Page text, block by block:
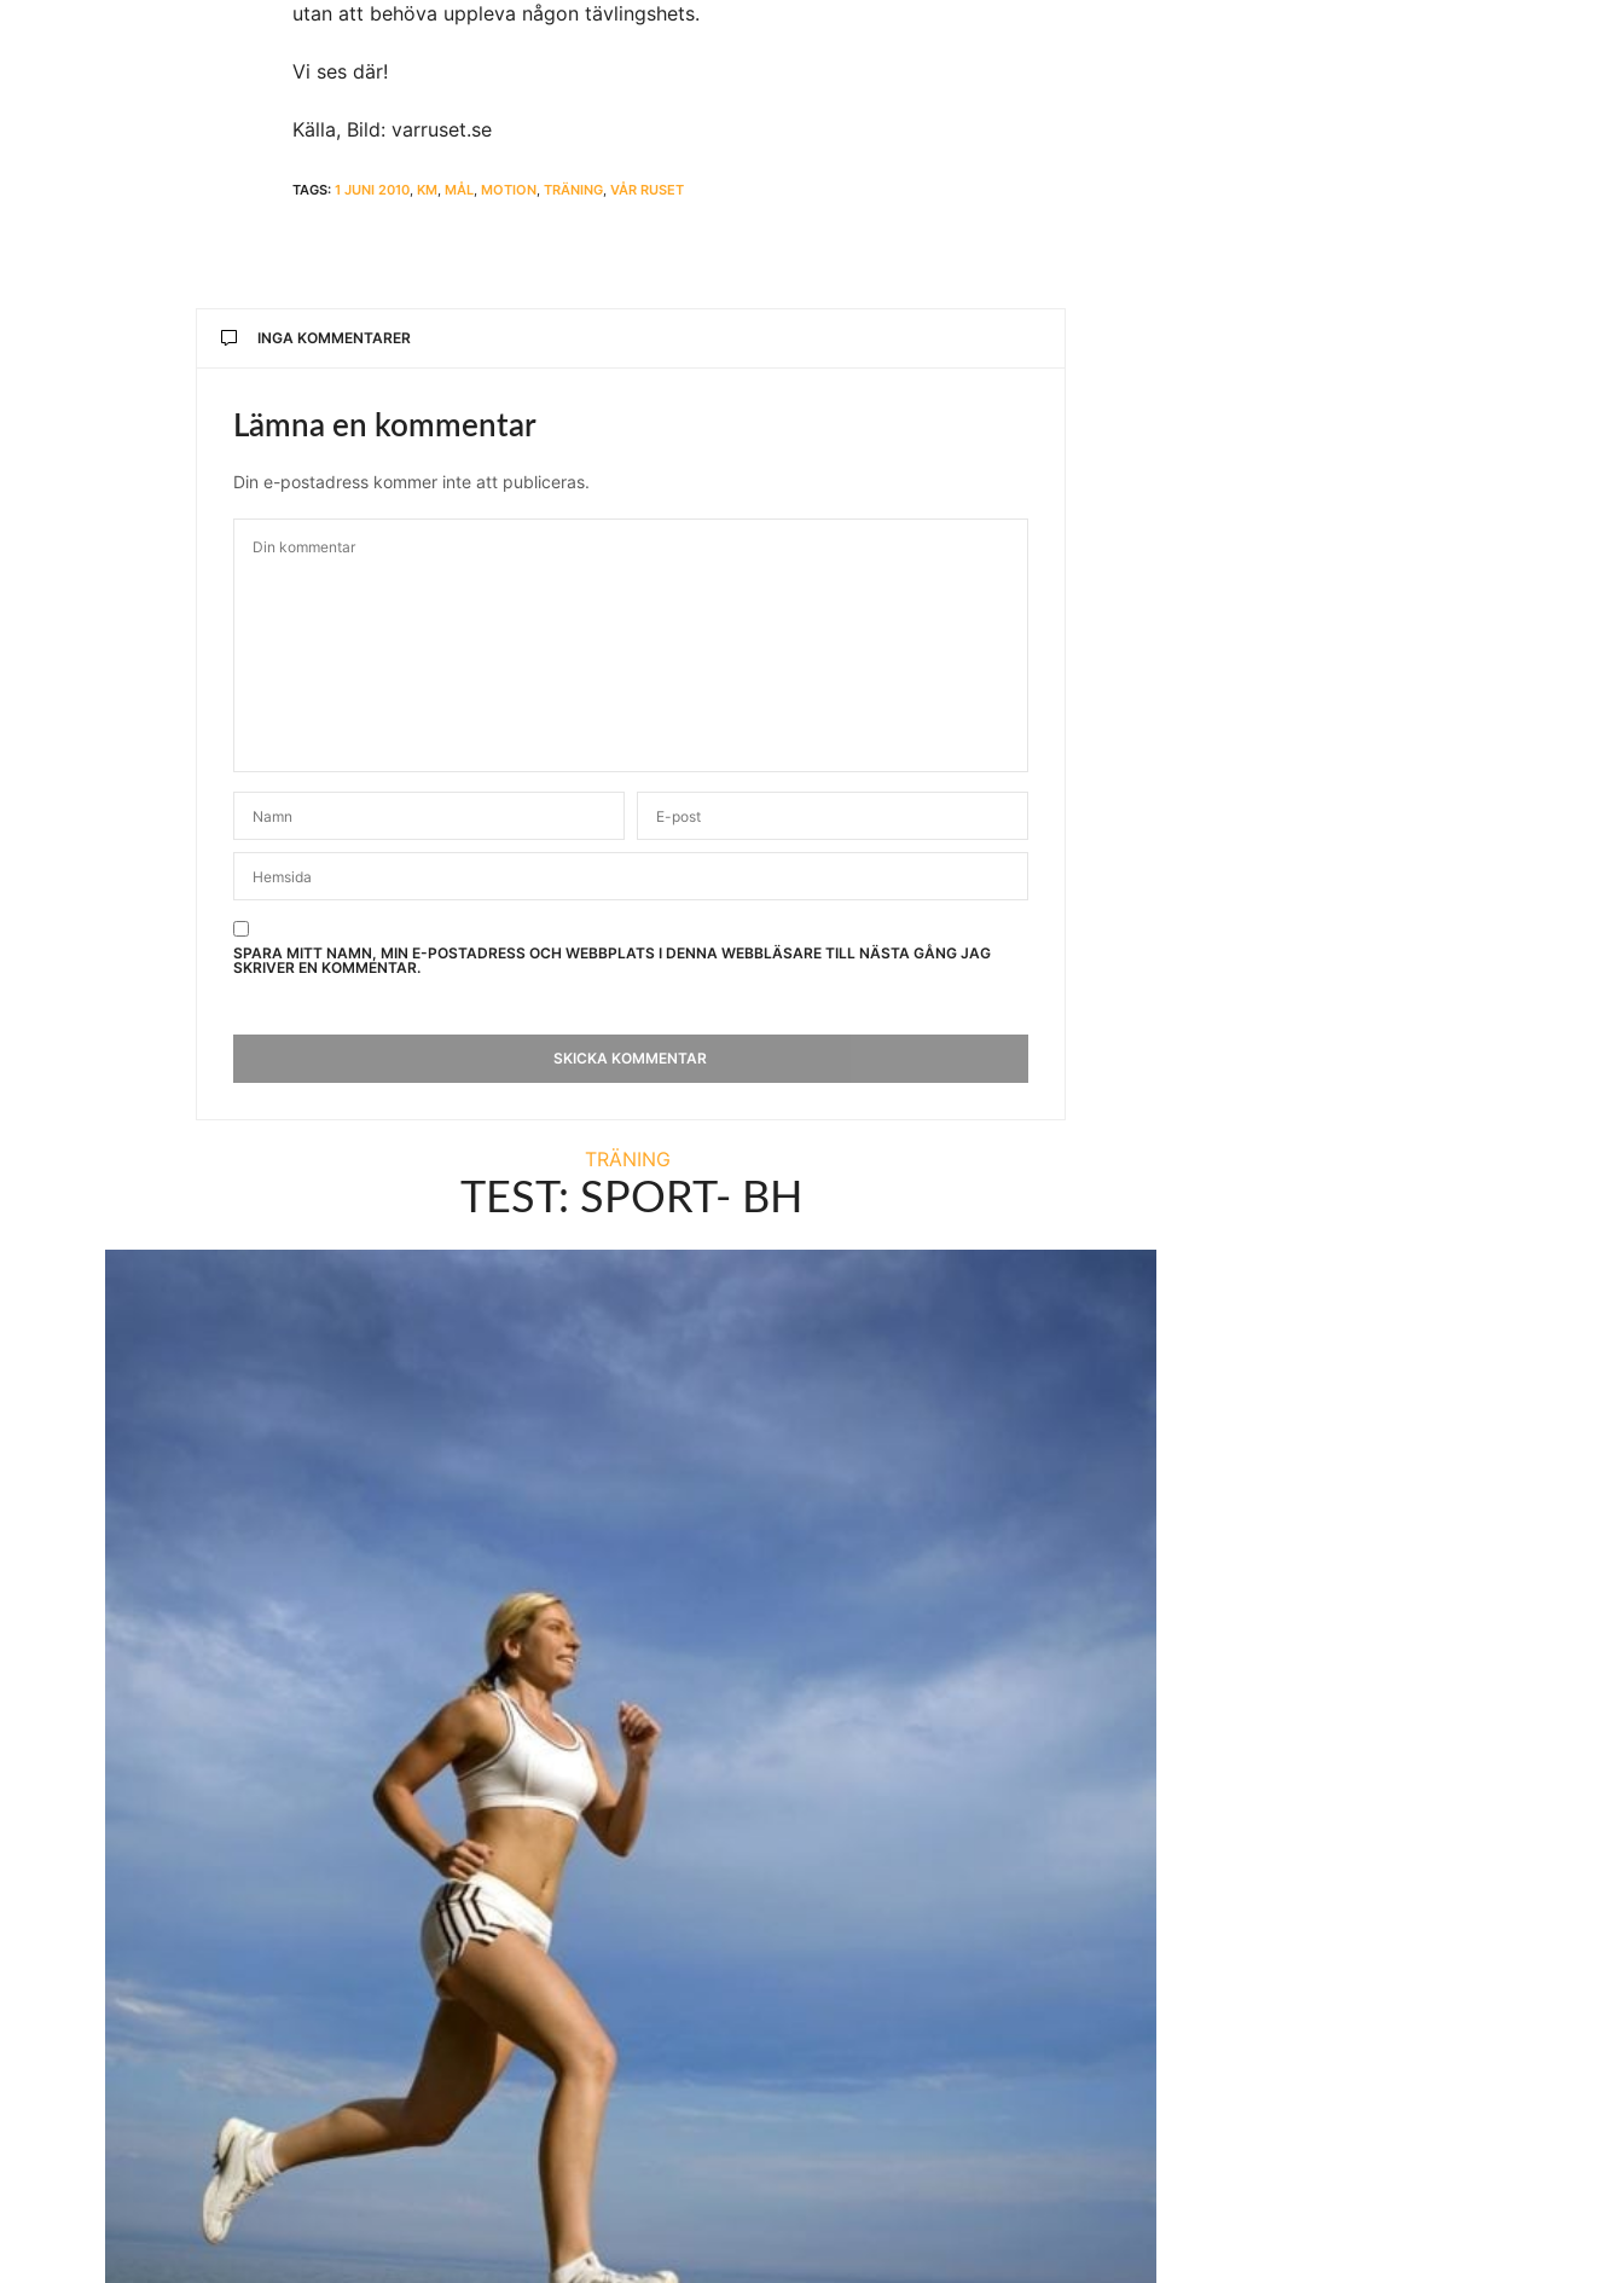
utan att behöva uppleva någon tävlingshets.
Vi ses där!
Källa, Bild: varruset.se
TAGS: 1 JUNI 2010, KM, MÅL, MOTION, TRÄNING, VÅR RUSET
INGA KOMMENTARER
Lämna en kommentar
Din e-postadress kommer inte att publiceras.
SPARA MITT NAMN, MIN E-POSTADRESS OCH WEBBPLATS I DENNA WEBBLÄSARE TILL NÄSTA GÅNG JAG
SKRIVER EN KOMMENTAR.
TRÄNING
TEST: SPORT- BH